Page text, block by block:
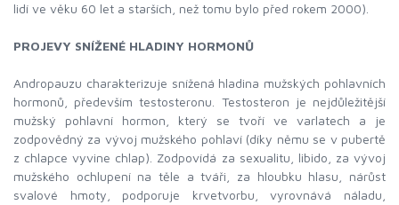
lidí ve věku 60 let a starších, než tomu bylo před rokem 2000).
PROJEVY SNÍŽENÉ HLADINY HORMONŮ
Andropauzu charakterizuje snížená hladina mužských pohlavních
hormonů, především testosteronu. Testosteron je nejdůležitější
mužský pohlavní hormon, který se tvoří ve varlatech a je
zodpovědný za vývoj mužského pohlaví (díky němu se v pubertě
z chlapce vyvine chlap). Zodpovídá za sexualitu, libido, za vývoj
mužského ochlupení na těle a tváři, za hloubku hlasu, nárůst
svalové hmoty, podporuje krvetvorbu, vyrovnává náladu,